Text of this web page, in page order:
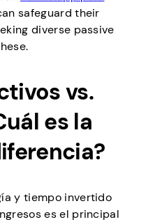
safeguard their
diverse passive
vs.
es la
y tiempo invertido
es el principal